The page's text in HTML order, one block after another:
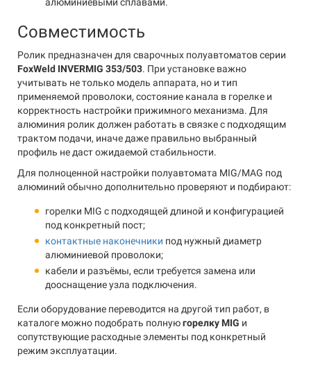
Совместимость
Ролик предназначен для сварочных полуавтоматов серии
FoxWeld INVERMIG 353/503. При установке важно
учитывать не только модель аппарата, но и тип
применяемой проволоки, состояние канала в горелке и
корректность настройки прижимного механизма. Для
алюминия ролик должен работать в связке с подходящим
трактом подачи, иначе даже правильно выбранный
профиль не даст ожидаемой стабильности.
Для полноценной настройки полуавтомата MIG/MAG под
алюминий обычно дополнительно проверяют и подбирают:
горелки MIG с подходящей длиной и конфигурацией
под конкретный пост;
контактные наконечники под нужный диаметр
алюминиевой проволоки;
кабели и разъёмы, если требуется замена или
дооснащение узла подключения.
Если оборудование переводится на другой тип работ, в
каталоге можно подобрать полнуюгорелку MIG и
сопутствующие расходные элементы под конкретный
режим эксплуатации.